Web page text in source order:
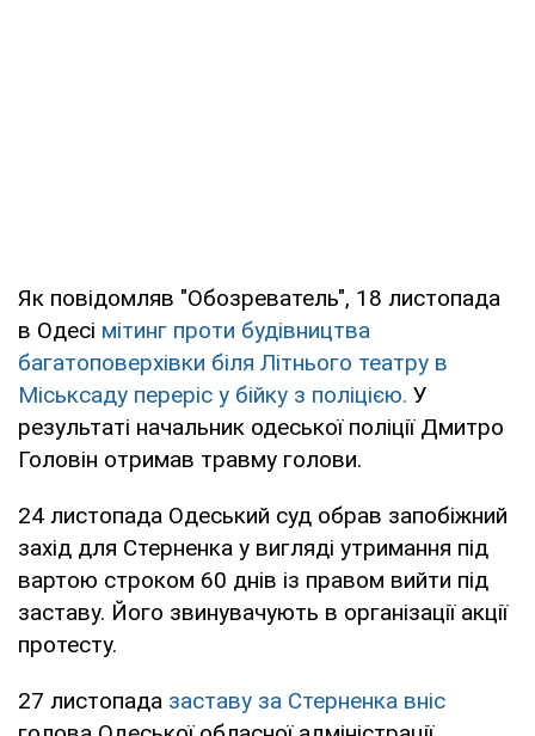
Як повідомляв "Обозреватель", 18 листопада
в Одесі мітинг проти будівництва
багатоповерхівки біля Літнього театру в
Міськсаду переріс у бійку з поліцією. У
результаті начальник одеської поліції Дмитро
Головін отримав травму голови.
24 листопада Одеський суд обрав запобіжний
захід для Стерненка у вигляді утримання під
вартою строком 60 днів із правом вийти під
заставу. Його звинувачують в організації акції
протесту.
27 листопада заставу за Стерненка вніс